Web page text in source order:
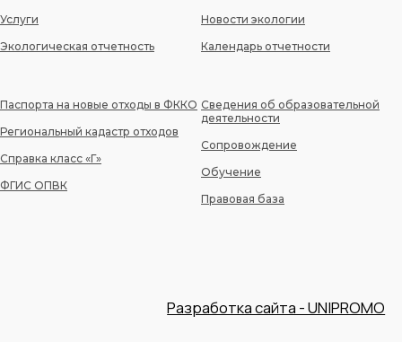
Услуги
Экологическая отчетность
Новости экологии
Календарь отчетности
Паспорта на новые отходы в ФККО
Региональный кадастр отходов
Справка класс «Г»
ФГИС ОПВК
Сведения об образовательной
деятельности
Сопровождение
Обучение
Правовая база